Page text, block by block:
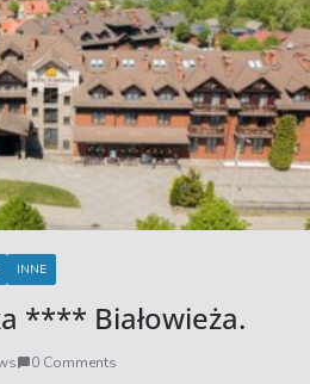
INNE
**** Białowieża.
0 Comments